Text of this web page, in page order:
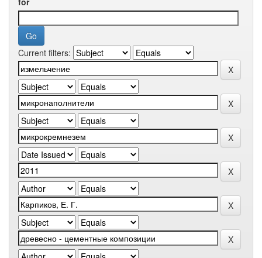
Current filters: